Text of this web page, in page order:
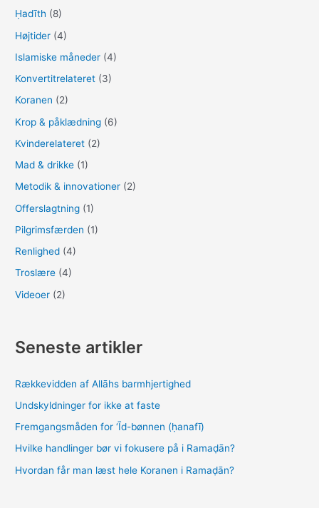
Ḥadīth (8)
Højtider (4)
Islamiske måneder (4)
Konvertitrelateret (3)
Koranen (2)
Krop & påklædning (6)
Kvinderelateret (2)
Mad & drikke (1)
Metodik & innovationer (2)
Offerslagtning (1)
Pilgrimsfærden (1)
Renlighed (4)
Troslære (4)
Videoer (2)
Seneste artikler
Rækkevidden af Allāhs barmhjertighed
Undskyldninger for ikke at faste
Fremgangsmåden for ‘Īd-bønnen (ḥanafī)
Hvilke handlinger bør vi fokusere på i Ramaḍān?
Hvordan får man læst hele Koranen i Ramaḍān?